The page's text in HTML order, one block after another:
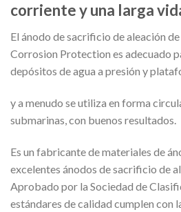
corriente y una larga
El ánodo de sacrificio de aleación
Corrosion Protection es adecuado
depósitos de agua a presión y
y a menudo se utiliza en forma
submarinas, con buenos resultados.
Es un fabricante de materiales de
excelentes ánodos de sacrificio de
Aprobado por la Sociedad de
estándares de calidad cumplen con